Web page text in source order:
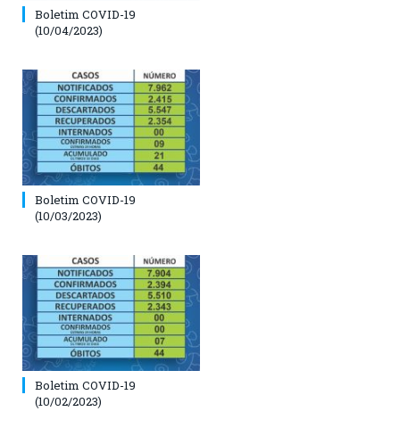
Boletim COVID-19
(10/04/2023)
Boletim COVID-19
(10/03/2023)
Boletim COVID-19
(10/02/2023)